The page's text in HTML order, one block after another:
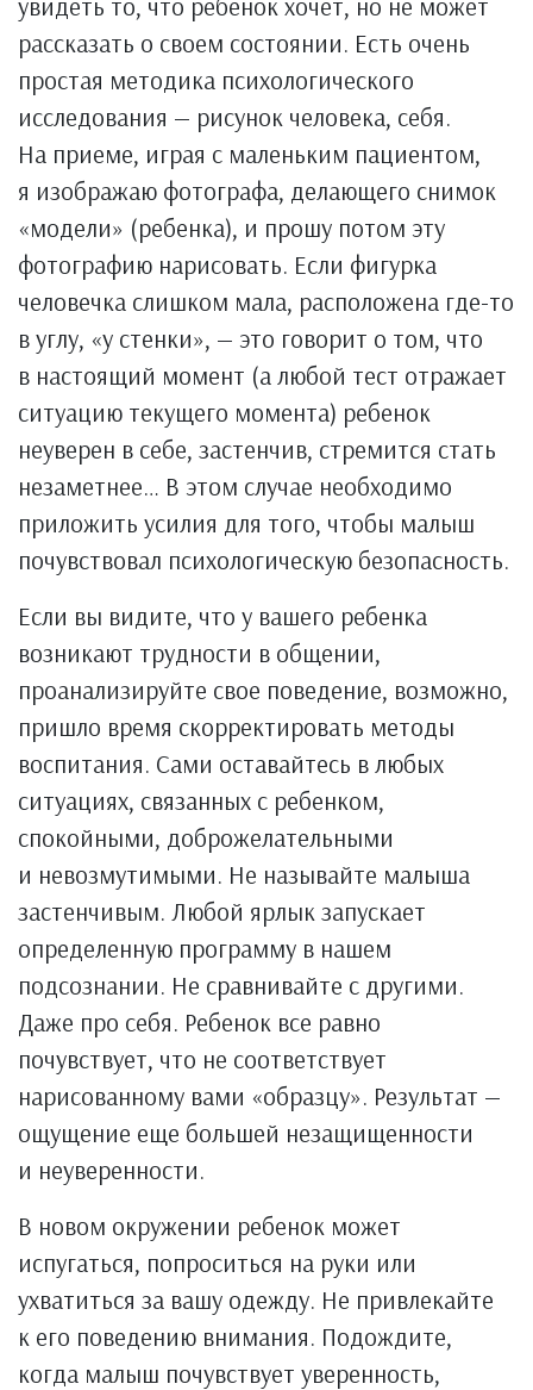
рассказать о своем состоянии. Есть очень
простая методика психологического
исследования — рисунок человека, себя.
На приеме, играя с маленьким пациентом,
я изображаю фотографа, делающего снимок
«модели» (ребенка), и прошу потом эту
фотографию нарисовать. Если фигурка
человечка слишком мала, расположена где-то
в углу, «у стенки», — это говорит о том, что
в настоящий момент (а любой тест отражает
ситуацию текущего момента) ребенок
неуверен в себе, застенчив, стремится стать
незаметнее… В этом случае необходимо
приложить усилия для того, чтобы малыш
почувствовал психологическую безопасность.
Если вы видите, что у вашего ребенка
возникают трудности в общении,
проанализируйте свое поведение, возможно,
пришло время скорректировать методы
воспитания. Сами оставайтесь в любых
ситуациях, связанных с ребенком,
спокойными, доброжелательными
и невозмутимыми. Не называйте малыша
застенчивым. Любой ярлык запускает
определенную программу в нашем
подсознании. Не сравнивайте с другими.
Даже про себя. Ребенок все равно
почувствует, что не соответствует
нарисованному вами «образцу». Результат —
ощущение еще большей незащищенности
и неуверенности.
В новом окружении ребенок может
испугаться, попроситься на руки или
ухватиться за вашу одежду. Не привлекайте
к его поведению внимания. Подождите,
когда малыш почувствует уверенность,